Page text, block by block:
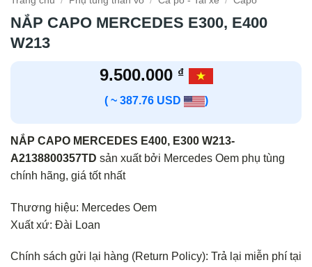
NẮP CAPO MERCEDES E300, E400
W213
9.500.000 ₫
( ~ 387.76 USD )
NẮP CAPO MERCEDES E400, E300 W213-
A2138800357TD sản xuất bởi Mercedes Oem phụ tùng
chính hãng, giá tốt nhất
Thương hiệu: Mercedes Oem
Xuất xứ: Đài Loan
Chính sách gửi lại hàng (Return Policy): Trả lại miễn phí tại